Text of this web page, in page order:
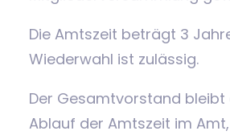
Die Amtszeit beträgt 3
Wiederwahl ist zulässig.
Der Gesamtvorstand bleibt
Ablauf der Amtszeit im